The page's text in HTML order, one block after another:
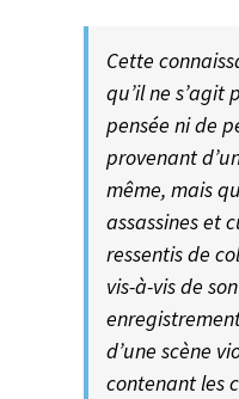
Cette
qu’il ne s’agit
pensée ni de
provenant
même, mais
assassines et
ressentis de
vis-à-vis de
d’une scène
contenant les